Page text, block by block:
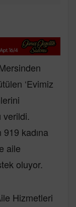
‘Evimiz
verildi.
kadına
aile
oluyor.
Hizmetleri